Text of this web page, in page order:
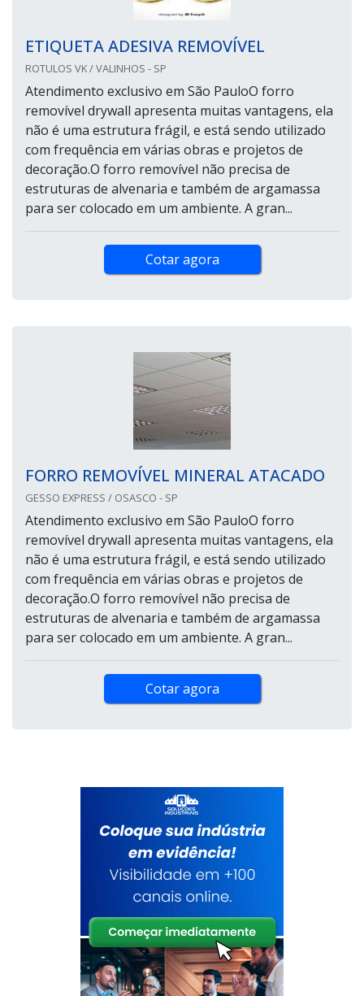
ETIQUETA ADESIVA REMOVÍVEL
ROTULOS VK / VALINHOS - SP
Atendimento exclusivo em São PauloO forro
removível drywall apresenta muitas vantagens, ela
não é uma estrutura frágil, e está sendo utilizado
com frequência em várias obras e projetos de
decoração.O forro removível não precisa de
estruturas de alvenaria e também de argamassa
para ser colocado em um ambiente. A gran...
Cotar agora
FORRO REMOVÍVEL MINERAL ATACADO
GESSO EXPRESS / OSASCO - SP
Atendimento exclusivo em São PauloO forro
removível drywall apresenta muitas vantagens, ela
não é uma estrutura frágil, e está sendo utilizado
com frequência em várias obras e projetos de
decoração.O forro removível não precisa de
estruturas de alvenaria e também de argamassa
para ser colocado em um ambiente. A gran...
Cotar agora